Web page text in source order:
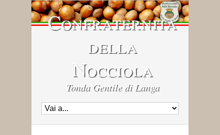
Confraternita
della
Nocciola
Tonda Gentile di Langa